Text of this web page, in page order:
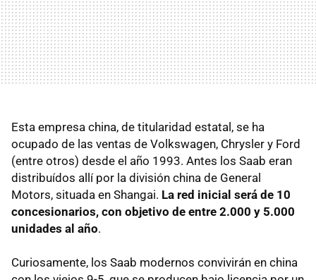
Esta empresa china, de titularidad estatal, se ha
ocupado de las ventas de Volkswagen, Chrysler y Ford
(entre otros) desde el año 1993. Antes los Saab eran
distribuídos allí por la división china de General
Motors, situada en Shangai. La red inicial será de 10
concesionarios, con objetivo de entre 2.000 y 5.000
unidades al año.
Curiosamente, los Saab modernos convivirán en china